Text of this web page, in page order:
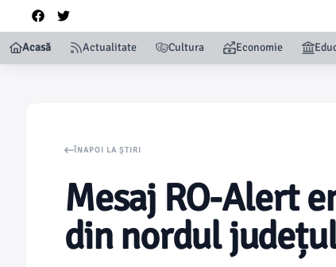
Acasă Actualitate Cultura Economie
ÎNAPOI LA ȘTIRI
Mesaj RO-Alert
din nordul